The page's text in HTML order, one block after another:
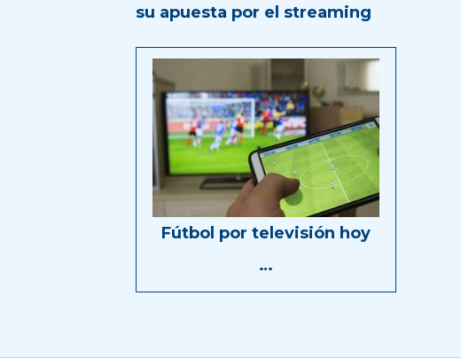
su apuesta por el streaming
Fútbol por televisión hoy
…